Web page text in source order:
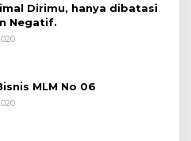
Dirimu, hanya dibatasi
Negatif.
MLM No 06